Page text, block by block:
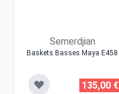
Semerdjian
Baskets Basses Maya E458
135,00 €